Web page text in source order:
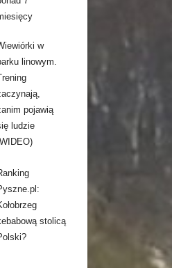
w
linowym.
pojawią
ludzie
stolicą